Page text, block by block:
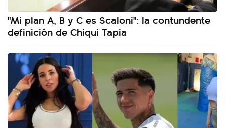
"Mi plan A, B y C es Scaloni": la contundente
definición de Chiqui Tapia